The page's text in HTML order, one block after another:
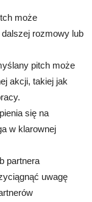
może
rozmowy lub
pitch może
akcji, takiej jak
się na
w klarownej
partnera
uwagę